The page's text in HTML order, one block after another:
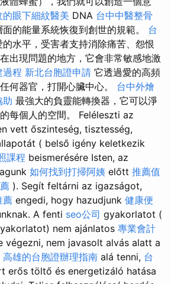
眼下細紋醫美 DNA 台中中醫整骨
面的能量系統恢復到創世的規範。 台
的水平，受害者支持消除痛苦、怨恨
出現問題的地方，它會非常敏感地激
過程 新北台胞證申請 它透過愛的高頻
何器官，打開心臟中心。 台中外燴
助 最強大的負靈能轉換器，它可以淨
每個人的空間。 Feléleszti az
vett őszinteség, tisztesség,
( belső igény keletkezik
課程 beismerésére Isten, az
如何找到打掃阿姨 előtt 推薦值
). Segít feltárni az igazságot,
薦 engedi, hogy hazudjunk 健康便
A fenti seo公司 gyakorlatot (
nem ajánlatos 專業會計
végezni, nem javasolt alvás alatt a
高雄的台胞證辦理指南 alá tenni, 台
erős töltő és energetizáló hatása